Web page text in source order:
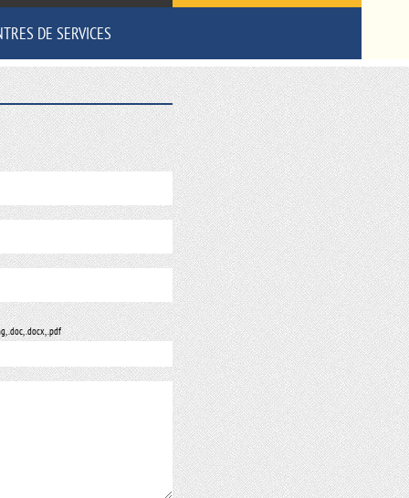
DE SERVICES
.doc, .docx, .pdf